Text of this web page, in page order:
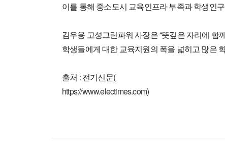
이를 통해 중소도시 교육인프라 부족과 학생인
김우용 고성그린파워 사장은 “뜻깊은 자리에
학생들에게 대한 교육지원의 폭을 넓히고 많은
출처 : 전기신문(
https://www.electimes.com)